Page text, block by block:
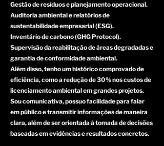
Gestão de resíduos e planejamento operacional.
Auditoria ambiental e relatórios de
sustentabilidade empresarial (ESG).
Inventário de carbono (GHG Protocol).
Supervisão da reabilitação de áreas degradadas e
garantia de conformidade ambiental.
Além disso, tenho um histórico comprovado de
eficiência, como a redução de 30% nos custos de
licenciamento ambiental em grandes projetos.
Sou comunicativa, possuo facilidade para falar
em público e transmitir informações de maneira
clara, além de ser orientada à tomada de decisões
baseadas em evidências e resultados concretos.